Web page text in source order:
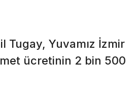
Tugay, Yuvamız İzmir
ücretinin 2 bin 500